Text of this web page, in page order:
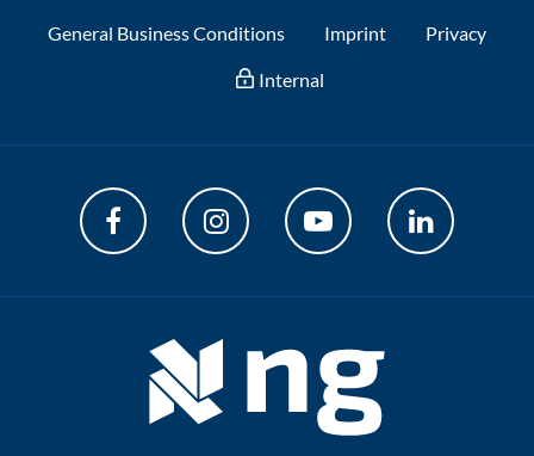
General Business Conditions Imprint Privacy
Internal